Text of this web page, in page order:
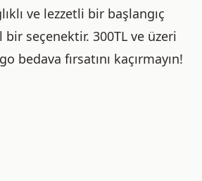
ve lezzetli bir başlangıç
seçenektir. 300TL ve üzeri
bedava fırsatını kaçırmayın!